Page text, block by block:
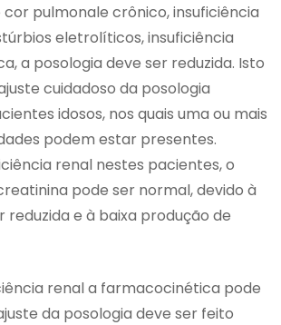
cor pulmonale crônico, insuficiência
eletrolíticos, insuficiência
a posologia deve ser reduzida. Isto
cuidadoso da posologia
idosos, nos quais uma ou mais
podem estar presentes.
renal nestes pacientes, o
pode ser normal, devido à
reduzida e à baixa produção de
renal a farmacocinética pode
da posologia deve ser feito